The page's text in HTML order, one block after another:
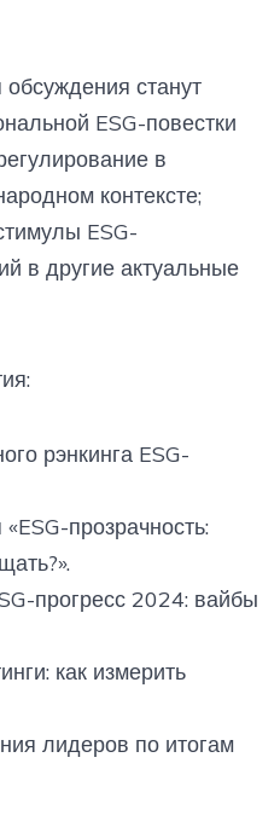
станут
ESG-повестки
в
контексте;
ESG-
в другие актуальные
рэнкинга ESG-
прозрачность:
прогресс 2024: вайбы
как измерить
лидеров по итогам